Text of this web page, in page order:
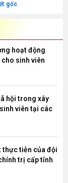
gốc
hoạt động
sinh viên
hội trong xây
viên tại các
thực tiễn của đội
trị cấp tỉnh